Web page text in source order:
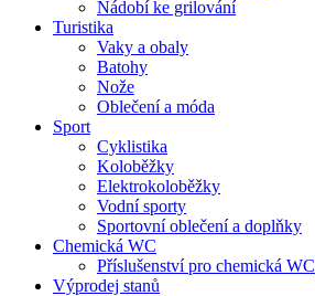
Nádobí ke grilování
Turistika
Vaky a obaly
Batohy
Nože
Oblečení a móda
Sport
Cyklistika
Koloběžky
Elektrokoloběžky
Vodní sporty
Sportovní oblečení a doplňky
Chemická WC
Příslušenství pro chemická WC
Výprodej stanů